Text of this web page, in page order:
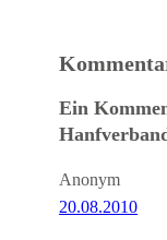
Ein
Anonym
20.08.2010